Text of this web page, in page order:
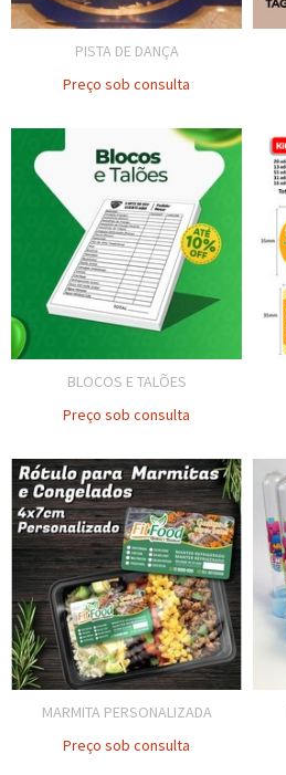
PISTA DE DANÇA
Preço sob consulta
BLOCOS E TALÕES
Preço sob consulta
MARMITA PERSONALIZADA
Preço sob consulta